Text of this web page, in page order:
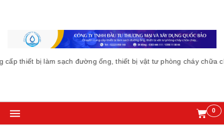
thiết bị làm sạch đường ống, thiết bị vật tư phòng cháy chữa
0